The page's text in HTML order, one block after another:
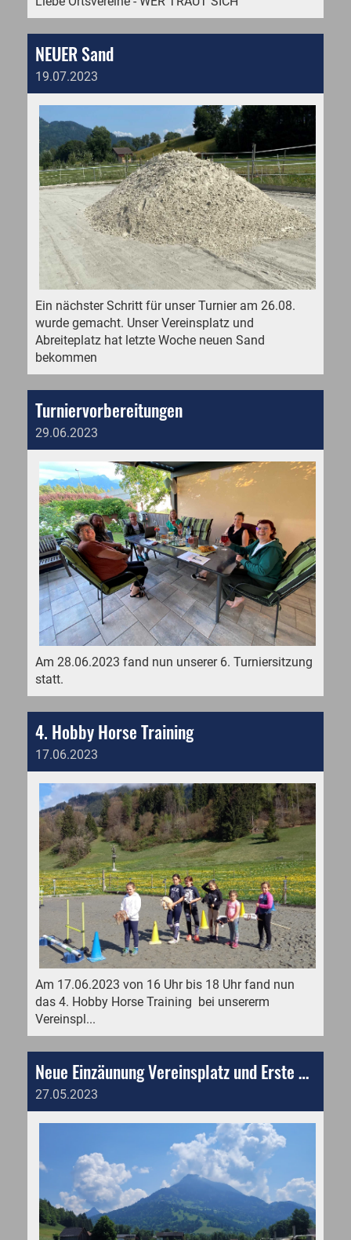
NEUER Sand
19.07.2023
Ein nächster Schritt für unser Turnier am 26.08.
wurde gemacht. Unser Vereinsplatz und
Abreiteplatz hat letzte Woche neuen Sand
bekommen
Turniervorbereitungen
29.06.2023
Am 28.06.2023 fand nun unserer 6. Turniersitzung
statt.
4. Hobby Horse Training
17.06.2023
Am 17.06.2023 von 16 Uhr bis 18 Uhr fand nun
das 4. Hobby Horse Training bei unsererm
Vereinspl...
Neue Einzäunung Vereinsplatz und Erste Vorbereitung
27.05.2023